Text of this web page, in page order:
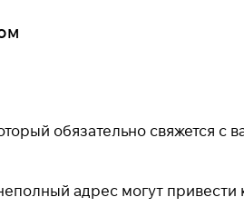
обязательно свяжется с
адрес могут привести